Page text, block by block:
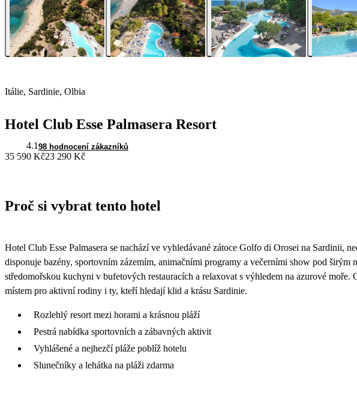
Itálie, Sardinie, Olbia
Hotel Club Esse Palmasera Resort
4.1 98 hodnocení zákazníků
35 590 Kč23 290 Kč
Proč si vybrat tento hotel
Hotel Club Esse Palmasera se nachází ve vyhledávané zátoce Golfo di Orosei na Sardinii,
disponuje bazény, sportovním zázemím, animačními programy a večerními show pod širým
středomořskou kuchyni v bufetových restauracích a relaxovat s výhledem na azurové moře.
místem pro aktivní rodiny i ty, kteří hledají klid a krásu Sardinie.
Rozlehlý resort mezi horami a krásnou pláží
Pestrá nabídka sportovních a zábavných aktivit
Vyhlášené a nejhezčí pláže poblíž hotelu
Slunečníky a lehátka na pláži zdarma